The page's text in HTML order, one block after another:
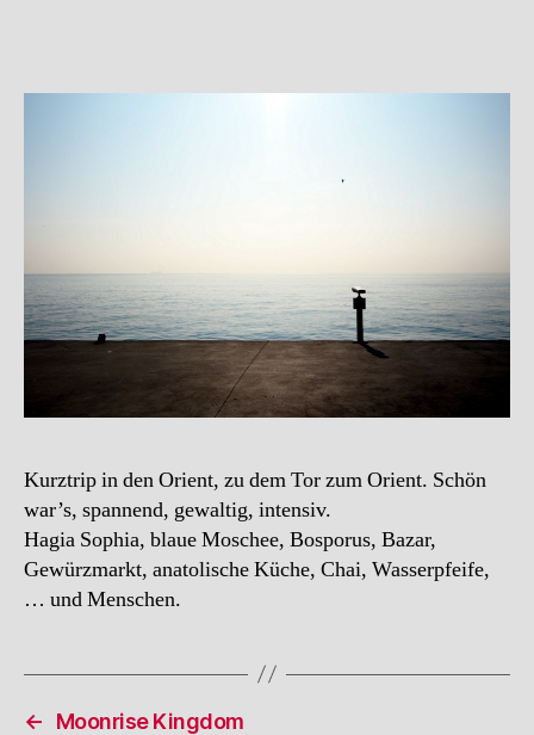
Kurztrip in den Orient, zu dem Tor zum Orient. Schön
war’s, spannend, gewaltig, intensiv.
Hagia Sophia, blaue Moschee, Bosporus, Bazar,
Gewürzmarkt, anatolische Küche, Chai, Wasserpfeife,
… und Menschen.
←
Moonrise Kingdom